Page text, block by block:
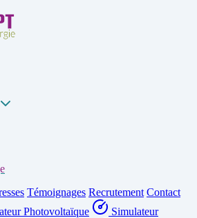
Témoignages Recrutement Contact
Photovoltaïque
Simulateur